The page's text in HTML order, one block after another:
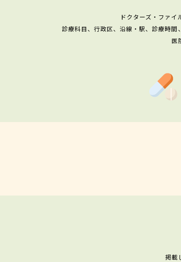
ドクターズ・ファ
診療科目、行政区、沿線・駅、診療時間
医
掲載